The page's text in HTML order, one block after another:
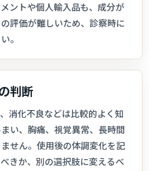
ントや個人輸入品も、成分が
評価が難しいため、診察時に
。
判断
消化不良などは比較的よく知
い、胸痛、視覚異常、長時間
せん。使用後の体調変化を記
きか、別の選択肢に変えるべ